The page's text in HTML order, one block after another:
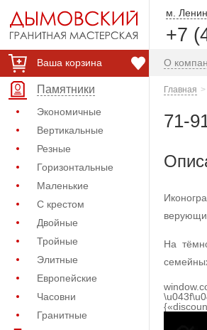
Ваша корзина
Памятники
Экономичные
Вертикальные
Резные
Горизонтальные
Маленькие
С крестом
Двойные
Тройные
Элитные
Европейские
Часовни
Гранитные
м.
+7
О
Главная
71-
На